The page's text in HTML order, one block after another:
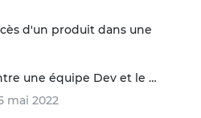
d'un produit dans une
une équipe Dev et le
la base du succès d’un
: même avec la
mai 2022